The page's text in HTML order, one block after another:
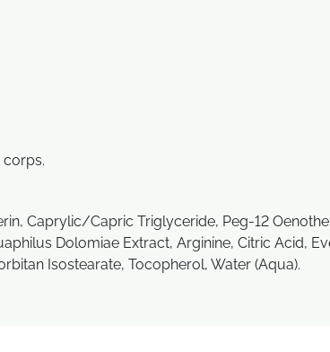
Caprylic/Capric Triglyceride, Peg-12
Dolomiae Extract, Arginine, Citric Acid,
Isostearate, Tocopherol, Water (Aqua).